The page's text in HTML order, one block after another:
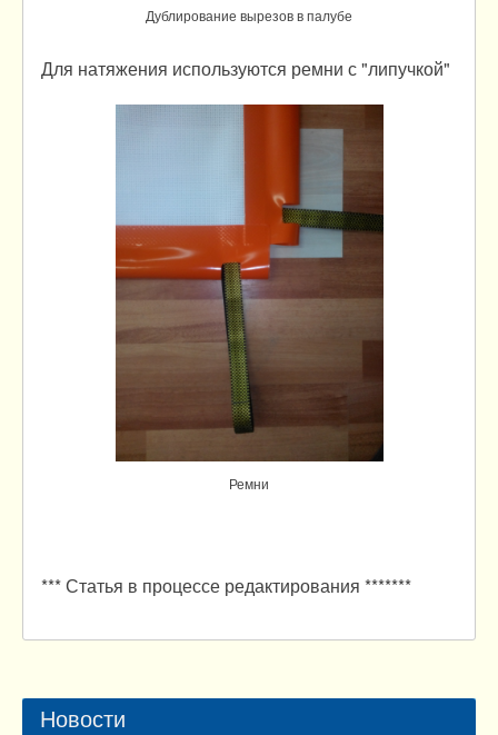
Дублирование вырезов в палубе
Для натяжения используются ремни с "липучкой"
Ремни
*** Статья в процессе редактирования *******
Новости